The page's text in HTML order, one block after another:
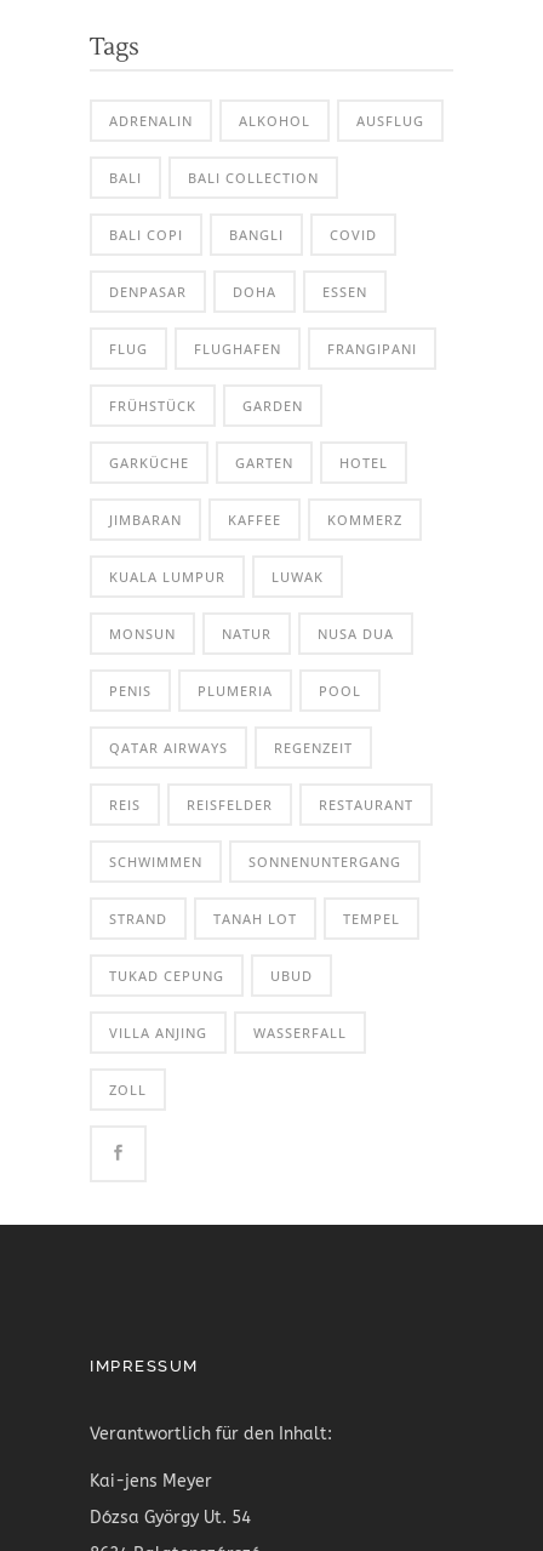
Tags
ADRENALIN ALKOHOL AUSFLUG
BALI BALI COLLECTION
BALI COPI BANGLI COVID
DENPASAR DOHA ESSEN
FLUG FLUGHAFEN FRANGIPANI
FRÜHSTÜCK GARDEN
GARKÜCHE GARTEN HOTEL
JIMBARAN KAFFEE KOMMERZ
KUALA LUMPUR LUWAK
MONSUN NATUR NUSA DUA
PENIS PLUMERIA POOL
QATAR AIRWAYS REGENZEIT
REIS REISFELDER RESTAURANT
SCHWIMMEN SONNENUNTERGANG
STRAND TANAH LOT TEMPEL
TUKAD CEPUNG UBUD
VILLA ANJING WASSERFALL
ZOLL
IMPRESSUM
Verantwortlich für den Inhalt:
Kai-jens Meyer
Dózsa György Ut. 54